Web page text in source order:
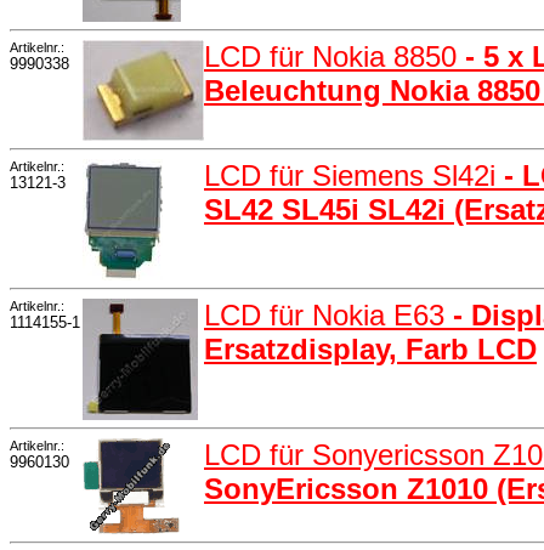
Artikelnr.:
9990338 LCD für Nokia 8850 - 5 x
Beleuchtung Nokia
Artikelnr.:
13121-3 LCD für Siemens Sl42i -
SL42 SL45i SL42i
Artikelnr.:
1114155-1 LCD für Nokia E63 -
Ersatzdisplay, Farb LCD
Artikelnr.:
9960130
LCD für Sonyericsson
SonyEricsson Z1010